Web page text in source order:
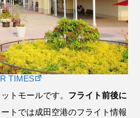
TIMES
トモールです。 フライト前後に
トでは成田空港のフライト情報